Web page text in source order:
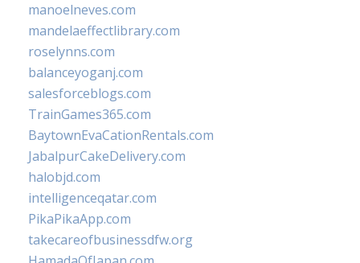
manoelneves.com
mandelaeffectlibrary.com
roselynns.com
balanceyoganj.com
salesforceblogs.com
TrainGames365.com
BaytownEvaCationRentals.com
JabalpurCakeDelivery.com
halobjd.com
intelligenceqatar.com
PikaPikaApp.com
takecareofbusinessdfw.org